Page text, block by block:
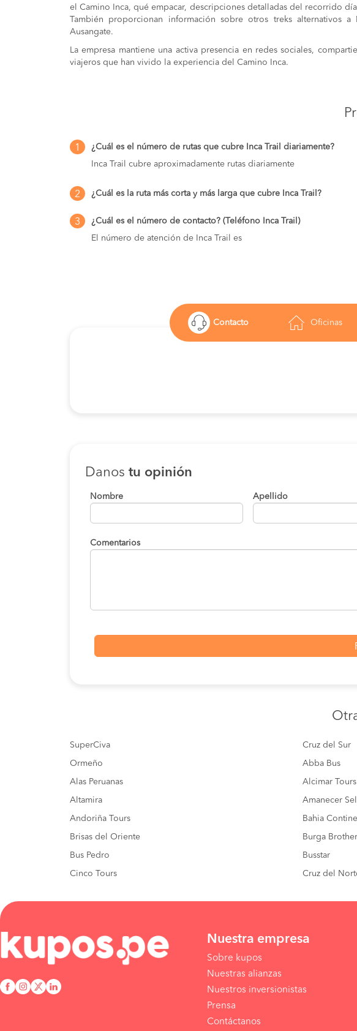
el Camino Inca, qué empacar, descripciones detalladas del recorrido
También proporcionan información sobre otros treks alternativos a
Ausangate.
La empresa mantiene una activa presencia en redes sociales,
viajeros que han vivido la experiencia del Camino Inca.
1
¿Cuál es el número de rutas que cubre Inca Trail diariamente?
Inca Trail cubre aproximadamente rutas diariamente
2 ¿Cuál es la ruta más corta y más larga que cubre Inca Trail?
3
¿Cuál es el número de contacto? (Teléfono Inca Trail)
El número de atención de Inca Trail es
Contacto Oficinas
Danos tu opinión
Nombre Apellido
Comentarios
SuperCiva Cruz del Sur
Ormeño Abba Bus
Alas Peruanas Alcimar Tours
Altamira Amanecer
Andoriña Tours Bahia
Brisas del Oriente Burga
Bus Pedro Busstar
Cinco Tours Cruz del
Nuestra empresa
Sobre kupos
Nuestras alianzas
Nuestros inversionistas
Prensa
Contáctanos